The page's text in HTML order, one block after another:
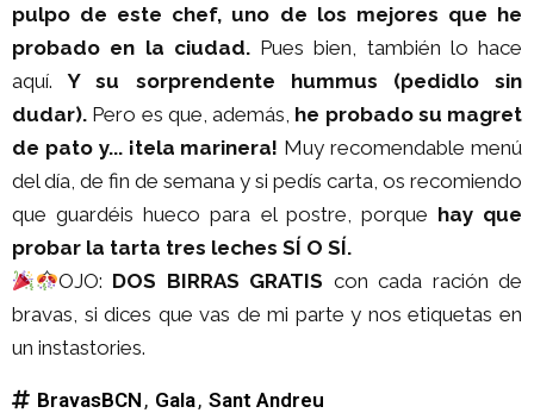
pulpo de este chef, uno de los mejores que he
probado en la ciudad. Pues bien, también lo hace
aquí.Y su sorprendente hummus (pedidlo sin
dudar). Pero es que, además, he probado su magret
de pato y... ¡tela marinera! Muy recomendable menú
del día, de fin de semana y si pedís carta, os recomiendo
que guardéis hueco para el postre, porque hay que
probar la tarta tres leches SÍ O SÍ.
OJO: DOS BIRRAS GRATIS con cada ración de
bravas, si dices que vas de mi parte y nos etiquetas en
un instastories.
BravasBCN , Gala, Sant Andreu